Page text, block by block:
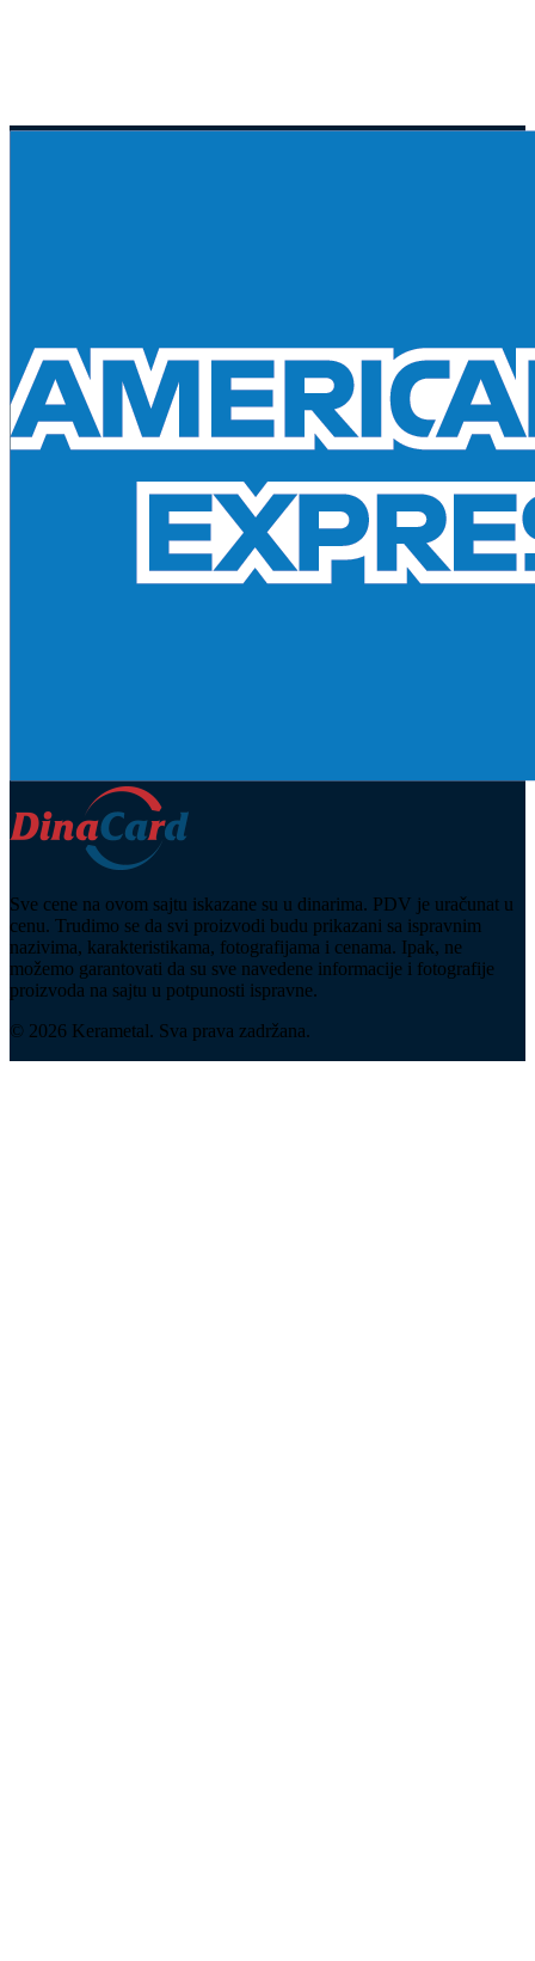
Sve cene na ovom sajtu iskazane su u dinarima. PDV je uračunat u
cenu. Trudimo se da svi proizvodi budu prikazani sa ispravnim
nazivima, karakteristikama, fotografijama i cenama. Ipak, ne
možemo garantovati da su sve navedene informacije i fotografije
proizvoda na sajtu u potpunosti ispravne.
© 2026 Kerametal. Sva prava zadržana.